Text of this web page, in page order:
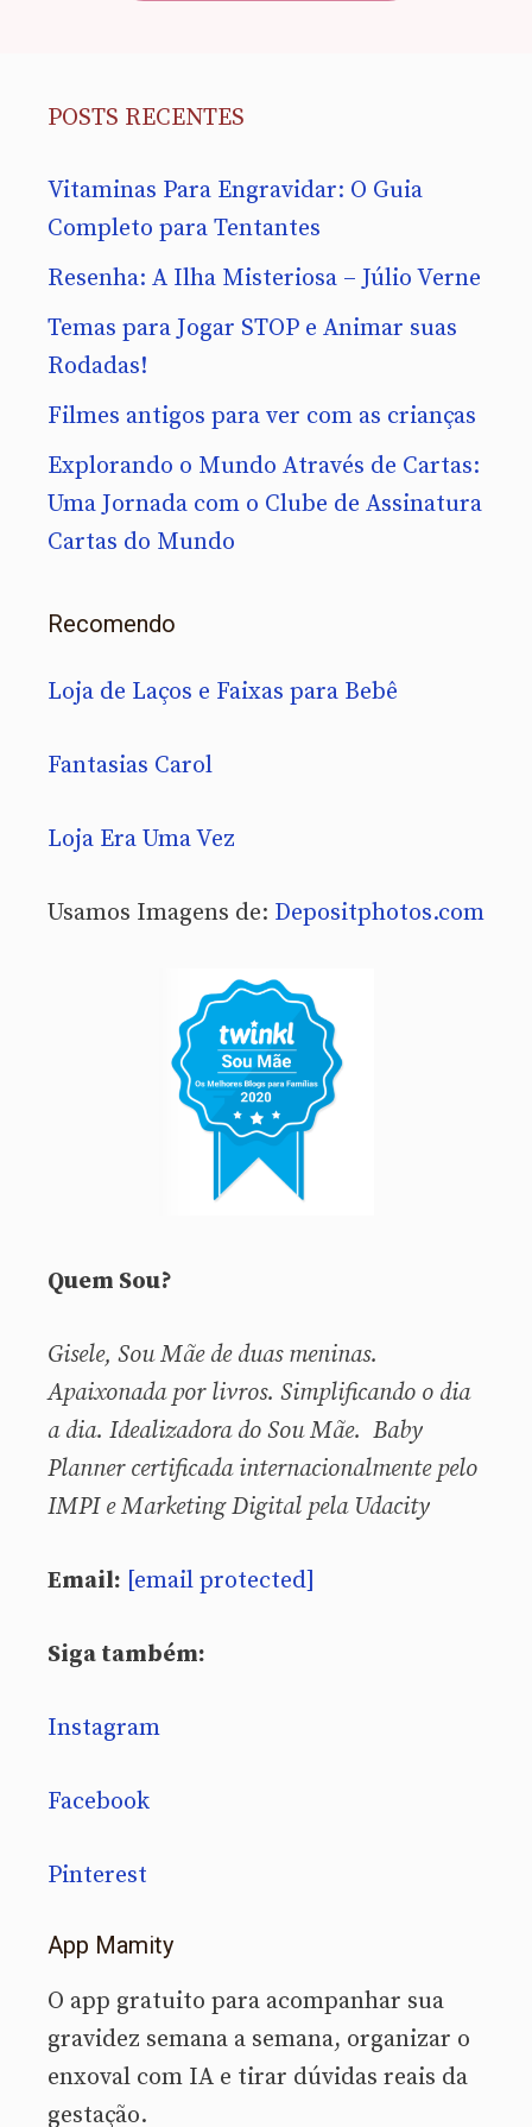
POSTS RECENTES
Vitaminas Para Engravidar: O Guia
Completo para Tentantes
Resenha: A Ilha Misteriosa – Júlio Verne
Temas para Jogar STOP e Animar suas
Rodadas!
Filmes antigos para ver com as crianças
Explorando o Mundo Através de Cartas:
Uma Jornada com o Clube de Assinatura
Cartas do Mundo
Recomendo
Loja de Laços e Faixas para Bebê
Fantasias Carol
Loja Era Uma Vez
Usamos Imagens de: Depositphotos.com
Quem Sou?
Gisele, Sou Mãe de duas meninas.
Apaixonada por livros. Simplificando o dia
a dia. Idealizadora do Sou Mãe. Baby
Planner certificada internacionalmente pelo
IMPI e Marketing Digital pela Udacity
Email: [email protected]
Siga também:
Instagram
Facebook
Pinterest
App Mamity
O app gratuito para acompanhar sua
gravidez semana a semana, organizar o
enxoval com IA e tirar dúvidas reais da
gestação.